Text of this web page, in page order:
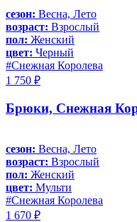
сезон: Весна, Лето
возраст: Взрослый
пол: Женский
цвет: Черный
#Снежная Королева
1 750 ₽
Брюки, Снежная
сезон: Весна, Лето
возраст: Взрослый
пол: Женский
цвет: Мульти
#Снежная Королева
1 670 ₽